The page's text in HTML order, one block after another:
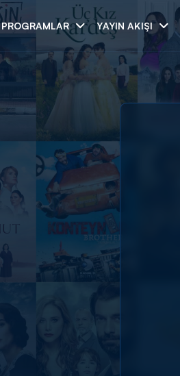
PROGRAMLAR YAYIN AKIŞI
Arama
ARAMA SONUÇLARI